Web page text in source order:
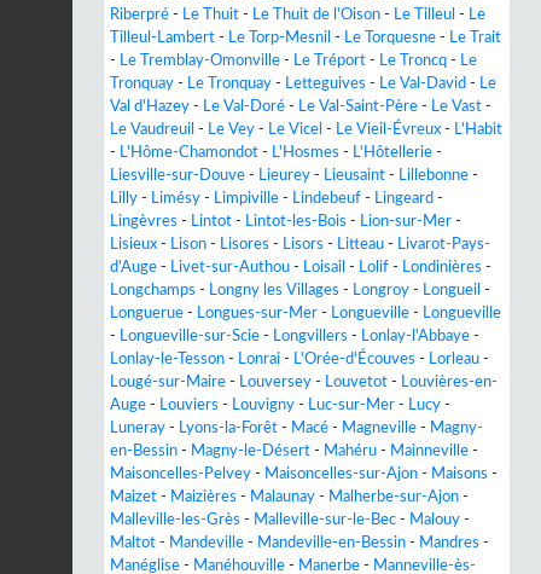
Riberpré - Le Thuit - Le Thuit de l'Oison - Le Tilleul - Le
Tilleul-Lambert - Le Torp-Mesnil - Le Torquesne - Le Trait
- Le Tremblay-Omonville - Le Tréport - Le Troncq - Le
Tronquay - Le Tronquay - Letteguives - Le Val-David - Le
Val d'Hazey - Le Val-Doré - Le Val-Saint-Père - Le Vast -
Le Vaudreuil - Le Vey - Le Vicel - Le Vieil-Évreux - L'Habit
- L'Hôme-Chamondot - L'Hosmes - L'Hôtellerie -
Liesville-sur-Douve - Lieurey - Lieusaint - Lillebonne -
Lilly - Limésy - Limpiville - Lindebeuf - Lingeard -
Lingèvres - Lintot - Lintot-les-Bois - Lion-sur-Mer -
Lisieux - Lison - Lisores - Lisors - Litteau - Livarot-Pays-
d'Auge - Livet-sur-Authou - Loisail - Lolif - Londinières -
Longchamps - Longny les Villages - Longroy - Longueil -
Longuerue - Longues-sur-Mer - Longueville - Longueville
- Longueville-sur-Scie - Longvillers - Lonlay-l'Abbaye -
Lonlay-le-Tesson - Lonrai - L'Orée-d'Écouves - Lorleau -
Lougé-sur-Maire - Louversey - Louvetot - Louvières-en-
Auge - Louviers - Louvigny - Luc-sur-Mer - Lucy -
Luneray - Lyons-la-Forêt - Macé - Magneville - Magny-
en-Bessin - Magny-le-Désert - Mahéru - Mainneville -
Maisoncelles-Pelvey - Maisoncelles-sur-Ajon - Maisons -
Maizet - Maizières - Malaunay - Malherbe-sur-Ajon -
Malleville-les-Grès - Malleville-sur-le-Bec - Malouy -
Maltot - Mandeville - Mandeville-en-Bessin - Mandres -
Manéglise - Manéhouville - Manerbe - Manneville-ès-